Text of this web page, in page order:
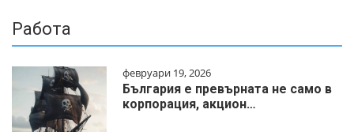
Работа
февруари 19, 2026
България е превърната не само в
корпорация, акцион…